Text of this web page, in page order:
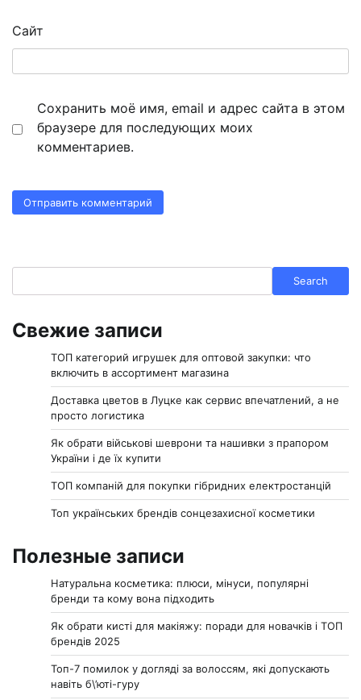
Сайт
Сохранить моё имя, email и адрес сайта в этом
браузере для последующих моих
комментариев.
Search
Свежие записи
ТОП категорий игрушек для оптовой закупки: что
включить в ассортимент магазина
Доставка цветов в Луцке как сервис впечатлений, а не
просто логистика
Як обрати військові шеврони та нашивки з прапором
України і де їх купити
ТОП компаній для покупки гібридних електростанцій
Топ українських брендів сонцезахисної косметики
Полезные записи
Натуральна косметика: плюси, мінуси, популярні
бренди та кому вона підходить
Як обрати кисті для макіяжу: поради для новачків і ТОП
брендів 2025
Топ-7 помилок у догляді за волоссям, які допускають
навіть б\’юті-гуру